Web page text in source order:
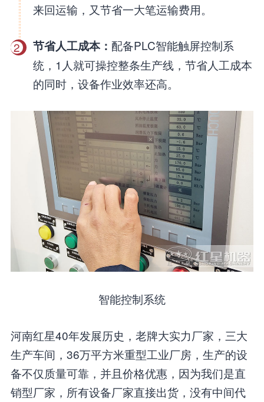
来回运输，又节省一大笔运输费用。
2 节省人工成本： 配备PLC智能触屏控制系
统，1人就可操控整条生产线，节省人工成本
的同时，设备作业效率还高。
智能控制系统
河南红星40年发展历史，老牌大实力厂家，三大
生产车间，36万平方米重型工业厂房，生产的设
备不仅质量可靠，并且价格优惠，因为我们是直
销型厂家，所有设备厂家直接出货，没有中间代